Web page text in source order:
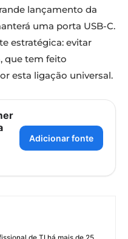
lançamento da
uma porta USB-C.
estratégica: evitar
que tem feito
esta ligação universal.
Adicionar fonte